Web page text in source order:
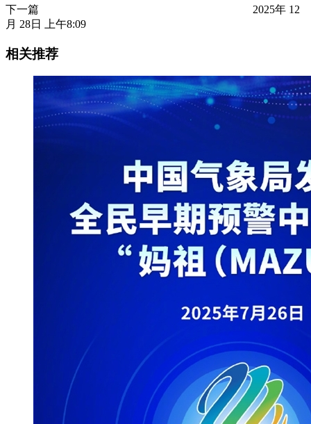
下一篇
2025年 12
月 28日 上午8:09
相关推荐